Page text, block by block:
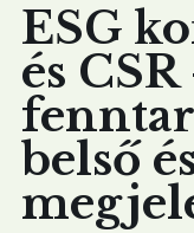
ESG
és
belső